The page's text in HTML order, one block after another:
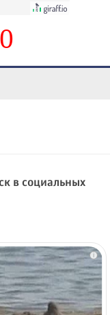
0
в социальных
i